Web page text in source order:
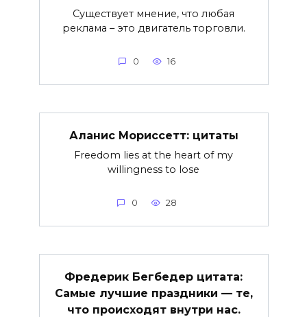
Существует мнение, что любая
реклама – это двигатель торговли.
0 16
Аланис Мориссетт: цитаты
Freedom lies at the heart of my
willingness to lose
0 28
Фредерик Бегбедер цитата:
Самые лучшие праздники — те,
что происходят внутри нас.